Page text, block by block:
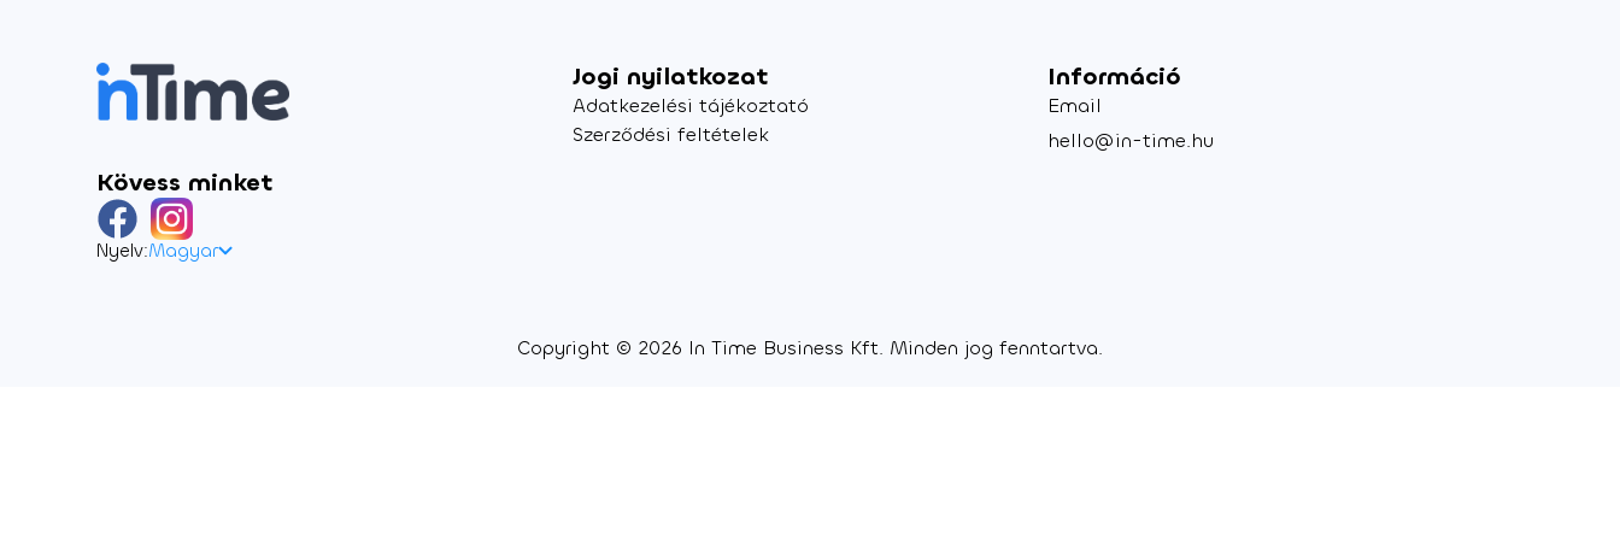
Kövess minket
Nyelv:Magyar
Jogi nyilatkozat
Adatkezelési tájékoztató
Szerződési feltételek
Információ
Email
hello@in-time.hu
Copyright © 2026 In Time Business Kft. Minden jog fenntartva.